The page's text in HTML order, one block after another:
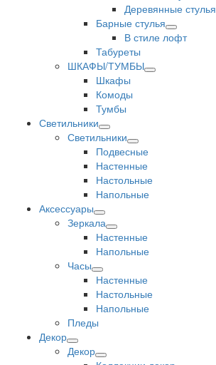
Деревянные стулья
Барные стулья
В стиле лофт
Табуреты
ШКАФЫ/ТУМБЫ
Шкафы
Комоды
Тумбы
Светильники
Светильники
Подвесные
Настенные
Настольные
Напольные
Аксессуары
Зеркала
Настенные
Напольные
Часы
Настенные
Настольные
Напольные
Пледы
Декор
Декор